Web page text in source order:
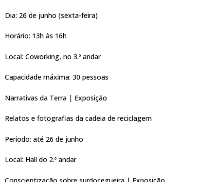
Dia: 26 de junho (sexta-feira)
Horário: 13h às 16h
Local: Coworking, no 3.º andar
Capacidade máxima: 30 pessoas
Narrativas da Terra | Exposição
Relatos e fotografias da cadeia de reciclagem
Período: até 26 de junho
Local: Hall do 2.º andar